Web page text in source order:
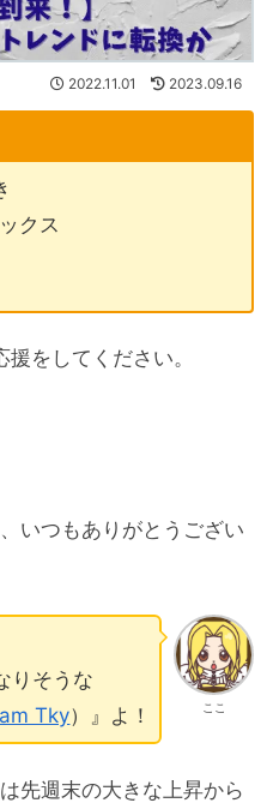
2022.11.01 2023.09.16
クス
をしてください。
いつもありがとうござい
ここ
りそうな
Tky）』よ！
先週末の大きな上昇から